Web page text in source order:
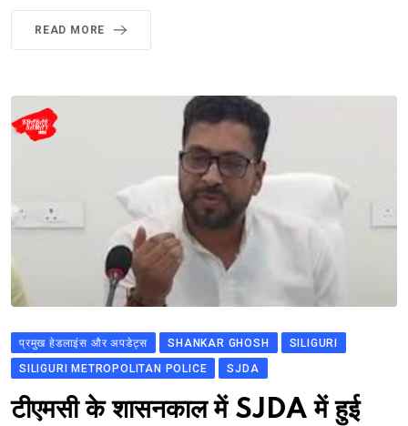
READ MORE
प्रमुख हेडलाइंस और अपडेट्स SHANKAR GHOSH
SILIGURI
SILIGURI METROPOLITAN POLICE
SJDA
टीएमसी के शासनकाल में SJDA में हुई